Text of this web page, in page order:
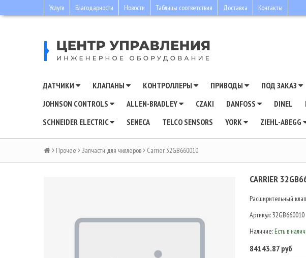
Услуги Благодарности Новости Таблицы соответствия Доставка Контакты
ДАТЧИКИ КЛАПАНЫ КОНТРОЛЛЕРЫ ПРИВОДЫ ПОД ЗАКАЗ
JOHNSON CONTROLS
ALLEN-BRADLEY CZAKI DANFOSS DINEL
SCHNEIDER ELECTRIC
SENECA TELCO SENSORS YORK ZIEHL-ABEGG
Прочее Запчасти для чиллеров Carrier 32GB660010
CARRIER
Расширительный
Артикул:32GB660010
Наличие: Есть в
84143.87 руб